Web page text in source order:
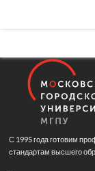
С 1995 года готовим
стандартам высшего